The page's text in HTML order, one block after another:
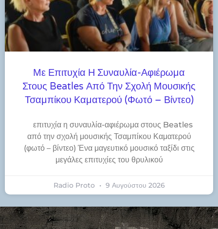
Με Επιτυχία Η Συναυλία-Αφιέρωμα
Στους Beatles Από Την Σχολή Μουσικής
Τσαμπίκου Καματερού (φωτό – Βίντεο)
​επιτυχία η συναυλία-αφιέρωμα στους Beatles
από την σχολή μουσικής Τσαμπίκου Καματερού
(φωτό – βίντεο) Ένα μαγευτικό μουσικό ταξίδι στις
μεγάλες επιτυχίες του θρυλικού
Radio Proto 9 Αυγούστου 2026